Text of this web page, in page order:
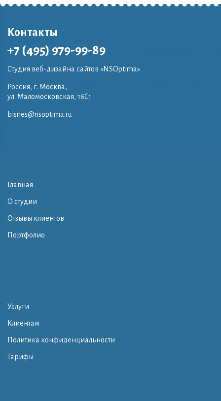
Контакты
+7 (495) 979-99-89
Студия веб-дизайна сайтов «NSOptima»
Россия, г. Москва,
ул. Маломосковская, 16C1
bisnes@nsoptima.ru
Главная
О студии
Отзывы клиентов
Портфолио
Услуги
Клиентам
Политика конфиденциальности
Тарифы